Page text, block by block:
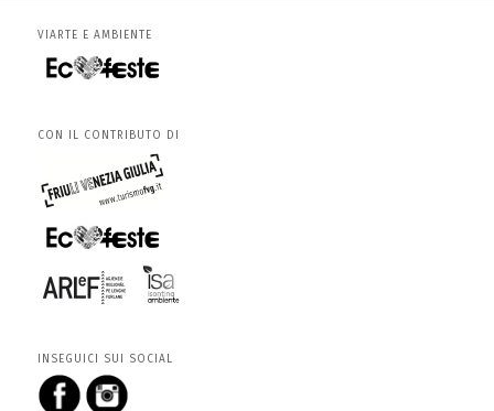
VIARTE E AMBIENTE
CON IL CONTRIBUTO DI
INSEGUICI SUI SOCIAL